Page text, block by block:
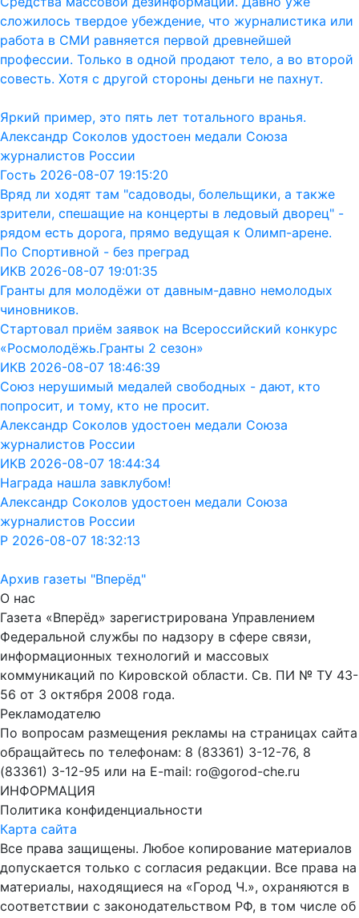
сложилось твердое убеждение, что журналистика или
работа в СМИ равняется первой древнейшей
профессии. Только в одной продают тело, а во второй
совесть. Хотя с другой стороны деньги не пахнут.
Яркий пример, это пять лет тотального вранья.
Александр Соколов удостоен медали Союза
журналистов России
Гость 2026-08-07 19:15:20
Вряд ли ходят там "садоводы, болельщики, а также
зрители, спешащие на концерты в ледовый дворец" -
рядом есть дорога, прямо ведущая к Олимп-арене.
По Спортивной - без преград
ИКВ 2026-08-07 19:01:35
Гранты для молодёжи от давным-давно немолодых
чиновников.
Стартовал приём заявок на Всероссийский конкурс
«Росмолодёжь.Гранты 2 сезон»
ИКВ 2026-08-07 18:46:39
Союз нерушимый медалей свободных - дают, кто
попросит, и тому, кто не просит.
Александр Соколов удостоен медали Союза
журналистов России
ИКВ 2026-08-07 18:44:34
Награда нашла завклубом!
Александр Соколов удостоен медали Союза
журналистов России
Р 2026-08-07 18:32:13
Архив газеты "Вперёд"
О нас
Газета «Вперёд» зарегистрирована Управлением
Федеральной службы по надзору в сфере связи,
информационных технологий и массовых
коммуникаций по Кировской области. Св. ПИ № ТУ 43-
56 от 3 октября 2008 года.
Рекламодателю
По вопросам размещения рекламы на страницах сайта
обращайтесь по телефонам: 8 (83361) 3-12-76, 8
(83361) 3-12-95 или на E-mail: ro@gorod-che.ru
ИНФОРМАЦИЯ
Политика конфиденциальности
Карта сайта
Все права защищены. Любое копирование материалов
допускается только с согласия редакции. Все права на
материалы, находящиеся на «Город Ч.», охраняются в
соответствии с законодательством РФ, в том числе об